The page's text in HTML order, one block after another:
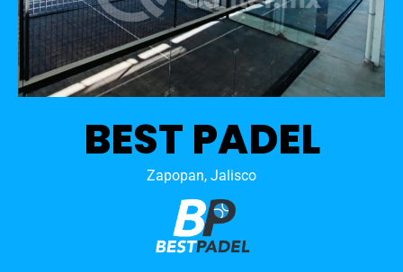
BEST PADEL
Zapopan, Jalisco